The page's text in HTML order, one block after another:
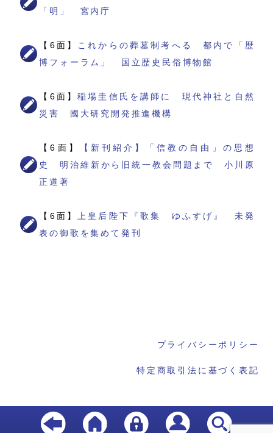
「明」 宮内庁
【6面】
これからの葬墓制考へる 都内で「歴
博フォーラム」 国立歴史民俗博物館
【6面】稲場圭信氏を講師に 現代神社と自然
災害 國大研究開発推進機構
【6面】
【新刊紹介】「信教の自由」の思想
史 明治維新から旧統一教会問題まで 小川原
正道著
【6面】
上皇后陛下『歌集 ゆふすげ』 未発
表の御歌を集めて発刊
プライバシーポリシー
特定商取引法に基づく表記